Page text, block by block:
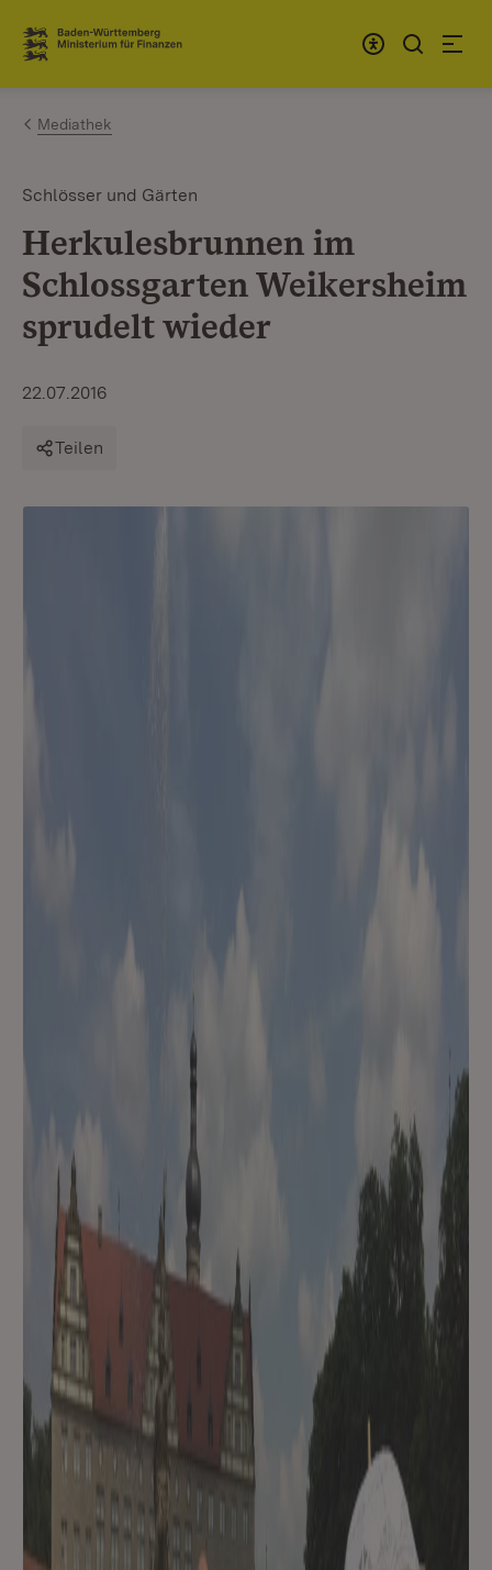
Zum Inhalt springen
Link zur Startseite
Mediathek
Schlösser und Gärten
Herkulesbrunnen im
Schlossgarten Weikersheim
sprudelt wieder
22.07.2016
Teilen